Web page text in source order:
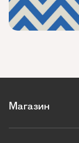
Магазин